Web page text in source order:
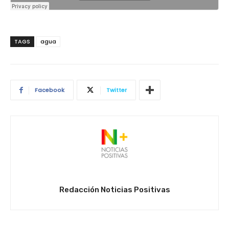
TAGS agua
Facebook Twitter
Redacción Noticias Positivas